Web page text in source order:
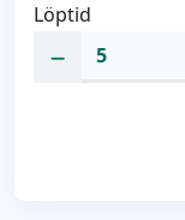
Löptid